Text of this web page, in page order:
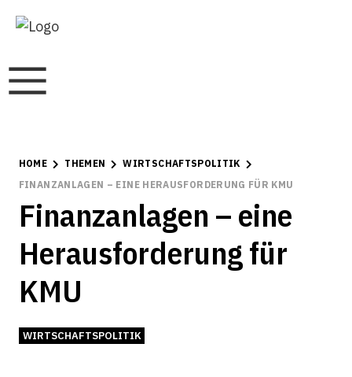
HOME THEMEN
WIRTSCHAFTSPOLITIK
FINANZANLAGEN – EINE HERAUSFORDERUNG FÜR KMU
Finanzanlagen – eine
Herausforderung für
KMU
WIRTSCHAFTSPOLITIK